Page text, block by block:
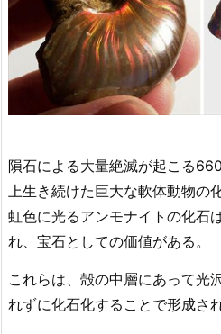
隕石による大量絶滅が起こる
上生き続けた巨大な軟体動物の
虹色に光るアンモナイトの化石
れ、宝石としての価値がある。
これらは、殻の中層にあって光
れずに化石化することで形成され